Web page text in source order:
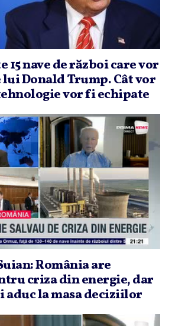
15 nave de război care vor
Donald Trump. Cât vor
vor fi echipate
România are
criza din energie, dar
la masa deciziilor